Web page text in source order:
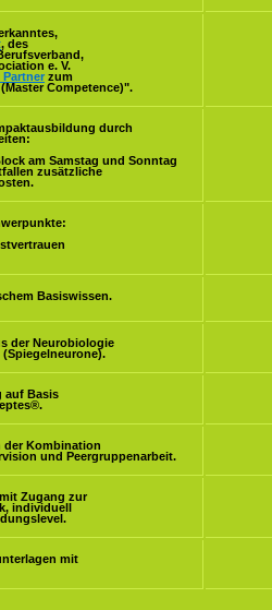
, des
e. V.
Partner zum
Competence)".
durch
am Samstag und Sonntag
zusätzliche
Basiswissen.
der Neurobiologie
auf Basis
®.
der Kombination
und Peergruppenarbeit.
Zugang zur
individuell
mit